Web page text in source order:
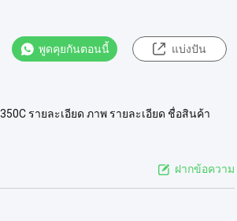
พูดคุยกันตอนนี้ แบ่งปัน
รายละเอียด ภาพ รายละเอียด ชื่อสินค้า
ฝากข้อความ